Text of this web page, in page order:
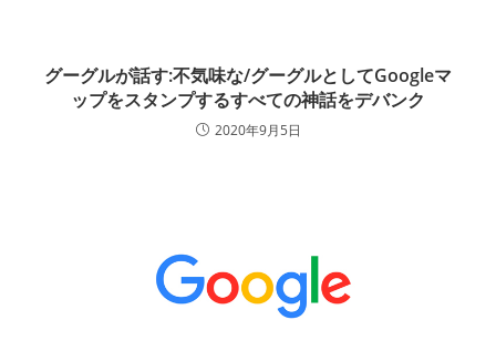
グーグルが話す:不気味な/グーグルとしてGoogleマ
ップをスタンプするすべての神話をデバンク
2020年9月5日